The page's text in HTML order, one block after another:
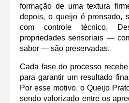
formação de uma textura
depois, o queijo é prensado,
com controle técnico.
propriedades sensoriais —
sabor — são preservadas.
Cada fase do processo
para garantir um resultado
Por esse motivo, o Queijo
sendo valorizado entre os